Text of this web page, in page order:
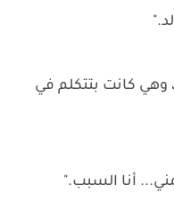
كانت بتتكلم في
أنا السبب."